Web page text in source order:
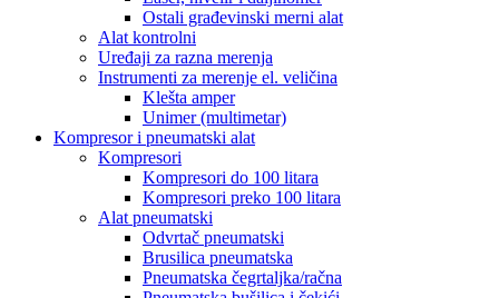
Ostali građevinski merni alat
Alat kontrolni
Uređaji za razna merenja
Instrumenti za merenje el. veličina
Klešta amper
Unimer (multimetar)
Kompresor i pneumatski alat
Kompresori
Kompresori do 100 litara
Kompresori preko 100 litara
Alat pneumatski
Odvrtač pneumatski
Brusilica pneumatska
Pneumatska čegrtaljka/račna